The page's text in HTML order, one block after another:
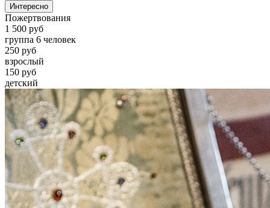
Интересно
Пожертвования
1 500 руб
группа 6 человек
250 руб
взрослый
150 руб
детский